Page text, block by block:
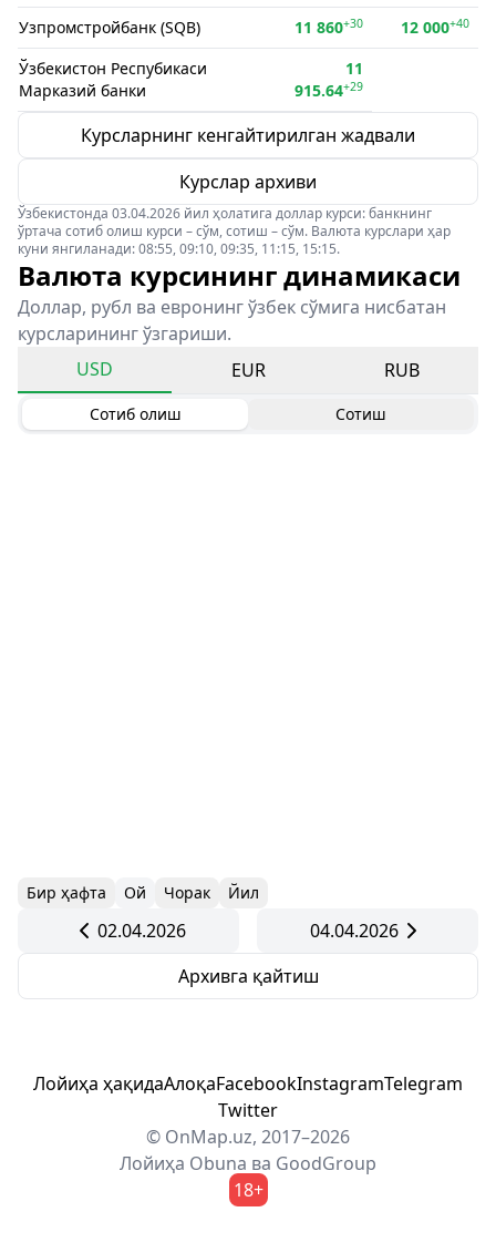
Узпромстройбанк (SQB) 11 860+30 12 000+40
Ўзбекистон Респубикаси
Марказий банки
11
915.64+29
Курсларнинг кенгайтирилган жадвали
Курслар архиви
Ўзбекистонда 03.04.2026 йил ҳолатига доллар курси: банкнинг
ўртача сотиб олиш курси – сўм, сотиш – сўм. Валюта курслари ҳар
куни янгиланади: 08:55, 09:10, 09:35, 11:15, 15:15.
Валюта курсининг динамикаси
Доллар, рубл ва евронинг ўзбек сўмига нисбатан
курсларининг ўзгариши.
USD
EUR RUB
Сотиб олиш Сотиш
Бир ҳафта Ой Чорак Йил
02.04.2026
04.04.2026
Архивга қайтиш
Лойиҳа ҳақидаАлоқаFacebookInstagramTelegram
Twitter
© OnMap.uz, 2017–2026
Лойиҳа Obuna ва GoodGroup
18+